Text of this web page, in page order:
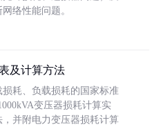
络性能问题。
及计算方法
耗、负载损耗的国家标准
变压器损耗计算实
并附电力变压器损耗计算